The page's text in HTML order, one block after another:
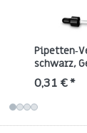
schwarz,
passend
0,31 € *